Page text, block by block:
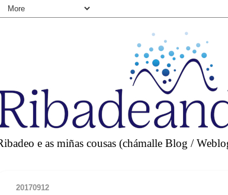
e as miñas cousas (chámalle Blog /
20170912